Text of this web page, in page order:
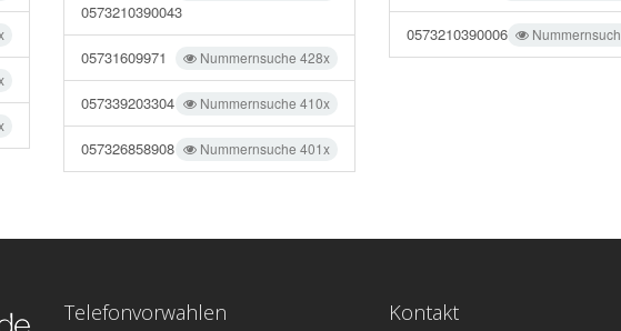
0573210390043
Nummernsuche 428x
05731609971
Nummernsuche 410x
057339203304
Nummernsuche 401x
057326858908
0573210390006
Telefonvorwahlen Kontakt